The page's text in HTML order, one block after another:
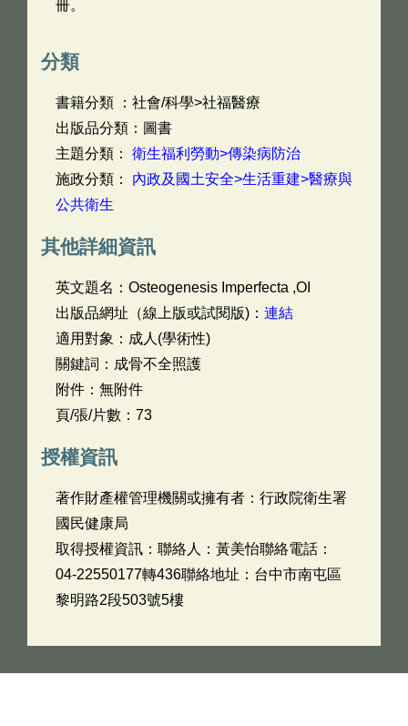
冊。
分類
書籍分類 ：社會/科學>社福醫療
出版品分類：圖書
主題分類： 衛生福利勞動>傳染病防治
施政分類： 內政及國土安全>生活重建>醫療與
公共衛生
其他詳細資訊
英文題名： Osteogenesis Imperfecta ,OI
出版品網址（線上版或試閱版)： 連結
適用對象：成人(學術性)
關鍵詞：成骨不全照護
附件：無附件
頁/張/片數：73
授權資訊
著作財產權管理機關或擁有者：行政院衛生署
國民健康局
取得授權資訊：聯絡人：黃美怡聯絡電話：
04-22550177轉436聯絡地址：台中市南屯區
黎明路2段503號5樓